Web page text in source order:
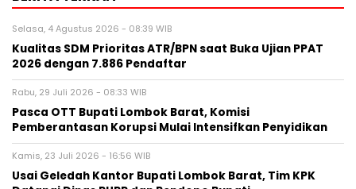
Selasa, 4 Agustus 2026 - 08:39 WIB
Kualitas SDM Prioritas ATR/BPN saat Buka Ujian PPAT
2026 dengan 7.886 Pendaftar
Rabu, 29 Juli 2026 - 08:33 WIB
Pasca OTT Bupati Lombok Barat, Komisi
Pemberantasan Korupsi Mulai Intensifkan Penyidikan
Kamis, 23 Juli 2026 - 16:56 WIB
Usai Geledah Kantor Bupati Lombok Barat, Tim KPK